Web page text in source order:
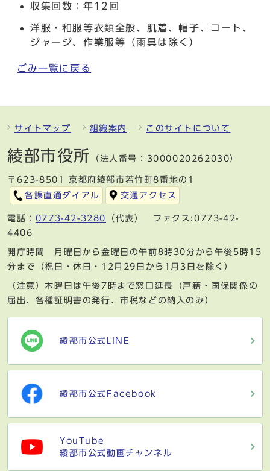
収集回数：年12回
洋服・和服等衣類全般、肌着、帽子、コート、
ジャージ、作業服等（雨具は除く）
ごみ一覧に戻る
サイトマップ 組織案内 このサイトについて
綾部市役所 （法人番号：3000020262030）
〒623-8501 京都府綾部市若竹町8番地の1
各課直通ダイアル
交通アクセス
電話： 0773-42-3280
（代表） ファクス:0773-42-
4406
開庁時間 月曜日から金曜日の午前8時30分から午後5時15
分まで（祝日・休日・12月29日から1月3日を除く）
（注意）木曜日は午後7時まで窓口延長（戸籍・国保関係の
届出、各種証明書の発行、市税などの納入のみ）
綾部市公式LINE
綾部市公式Facebook
YouTube
綾部市公式動画チャンネル